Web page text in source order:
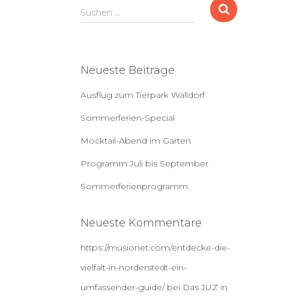
S
u
n
c
h
Suchen …
Neueste Beiträge
Ausflug zum Tierpark Walldorf
Sommerferien-Special
Mocktail-Abend im Garten
Programm Juli bis September
Sommerferienprogramm
Neueste Kommentare
https://musionet.com/entdecke-die-
vielfalt-in-norderstedt-ein-
umfassender-guide/bei Das JUZ in